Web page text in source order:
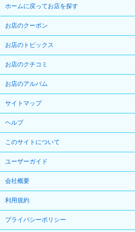
ホームに戻ってお店を探す
お店のクーポン
お店のトピックス
お店のクチコミ
お店のアルバム
サイトマップ
ヘルプ
このサイトについて
ユーザーガイド
会社概要
利用規約
プライバシーポリシー